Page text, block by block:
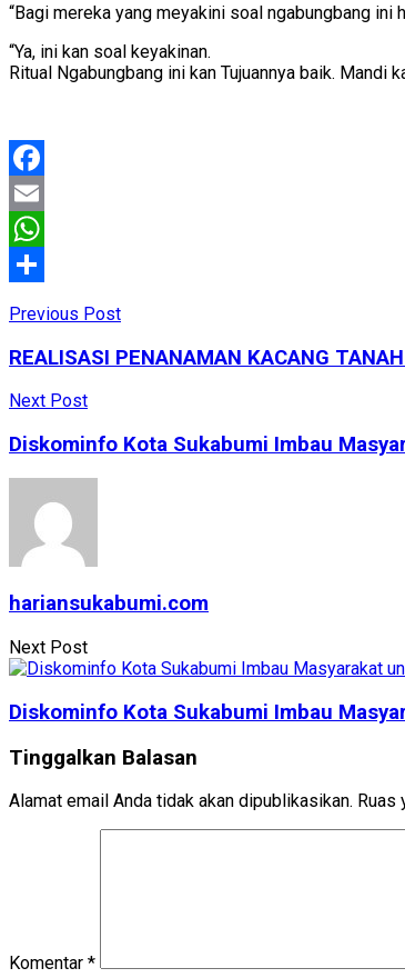
“Bagi mereka yang meyakini soal ngabungbang
“Ya, ini kan soal keyakinan.
Ritual Ngabungbang ini kan Tujuannya baik. Mandi
Facebook
Email
WhatsApp
Previous Post
REALISASI PENANAMAN KACANG
Next Post
Diskominfo Kota Sukabumi Imbau
hariansukabumi.com
Next Post
Diskominfo Kota Sukabumi Imbau
Tinggalkan Balasan
Alamat email Anda tidak akan dipublikasikan. Ruas
Komentar *